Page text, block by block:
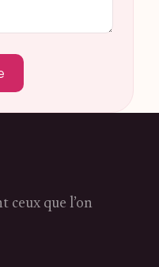
ceux que l’on